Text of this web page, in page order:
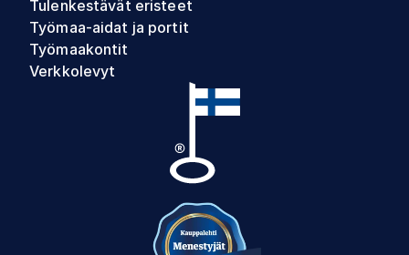
Tulenkestävät eristeet
Työmaa-aidat ja portit
Työmaakontit
Verkkolevyt